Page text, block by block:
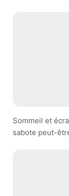
Sommeil et
sabote peut-